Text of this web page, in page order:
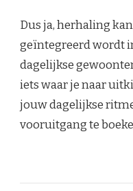
Dus ja, herhaling
geïntegreerd wordt
dagelijkse
iets waar je naar
jouw dagelijkse
vooruitgang te